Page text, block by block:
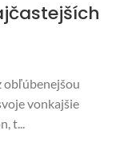
obľúbenejšou
vonkajšie
t...